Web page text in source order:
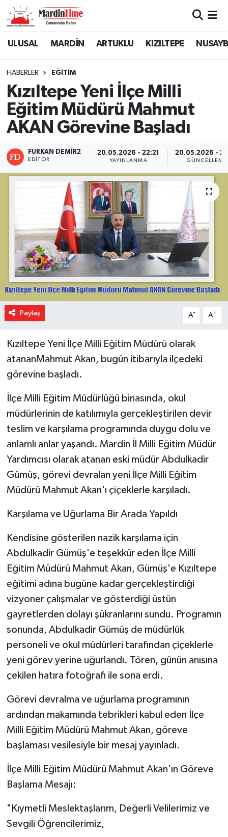
ULUSAL MARDİN ARTUKLU KIZILTEPE
HABERLER EĞİTİM
Kızıltepe Yeni İlçe Milli
Eğitim Müdürü Mahmut
AKAN Görevine Başladı
FURKAN DEMİR2
EDITÖR
20.05.2026 - 22:21
YAYINLANMA
20.05.2026 -
GÜNCELLEME
Paylaş A- A+
Kızıltepe Yeni İlçe Milli Eğitim Müdürü olarak
atananMahmut Akan, bugün itibarıyla ilçedeki
görevine başladı.
İlçe Milli Eğitim Müdürlüğü binasında, okul
müdürlerinin de katılımıyla gerçekleştirilen devir
teslim ve karşılama programında duygu dolu ve
anlamlı anlar yaşandı. Mardin İl Milli Eğitim Müdür
Yardımcısı olarak atanan eski müdür Abdulkadir
Gümüş, görevi devralan yeni İlçe Milli Eğitim
Müdürü Mahmut Akan'ı çiçeklerle karşıladı.
Karşılama ve Uğurlama Bir Arada Yapıldı
Kendisine gösterilen nazik karşılama için
Abdulkadir Gümüş'e teşekkür eden İlçe Milli
Eğitim Müdürü Mahmut Akan, Gümüş'e Kızıltepe
eğitimi adına bugüne kadar gerçekleştirdiği
vizyoner çalışmalar ve gösterdiği üstün
gayretlerden dolayı şükranlarını sundu. Programın
sonunda, Abdulkadir Gümüş de müdürlük
personeli ve okul müdürleri tarafından çiçeklerle
yeni görev yerine uğurlandı. Tören, günün anısına
çekilen hatıra fotoğrafı ile sona erdi.
Görevi devralma ve uğurlama programının
ardından makamında tebrikleri kabul eden İlçe
Milli Eğitim Müdürü Mahmut Akan, göreve
başlaması vesilesiyle bir mesaj yayınladı.
İlçe Milli Eğitim Müdürü Mahmut Akan'ın Göreve
Başlama Mesajı:
"Kıymetli Meslektaşlarım, Değerli Velilerimiz ve
Sevgili Öğrencilerimiz,
Mardin Nöbetçi Eczaneler
Mardin Namaz Vakitleri
Mardin Trafik Yoğunluk Haritası
Son Dakika Haberleri
Haber Arşivi